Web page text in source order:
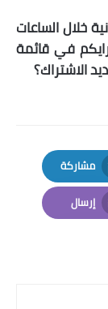
خلال الساعات
في قائمة
الاشتراك؟
مشاركة
LinkedIn
إرسال
Email